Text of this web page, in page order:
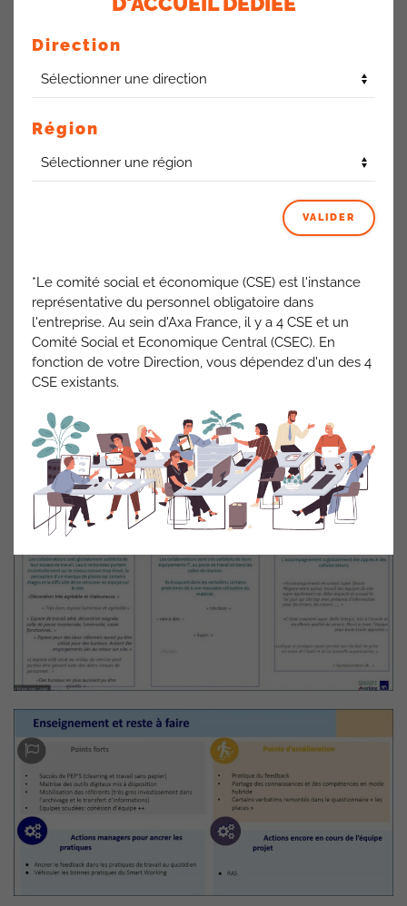
Direction
Région
VALIDER
*Le comité social et économique (CSE) est l'instance
représentative du personnel obligatoire dans
l'entreprise. Au sein d'Axa France, il y a 4 CSE et un
Comité Social et Economique Central (CSEC). En
fonction de votre Direction, vous dépendez d'un des 4
CSE existants.